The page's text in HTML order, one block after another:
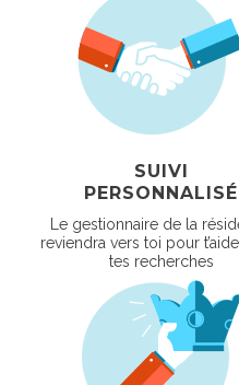
SUIVI
PERSONNALISÉ
Le gestionnaire de la
reviendra vers toi pour
tes recherches